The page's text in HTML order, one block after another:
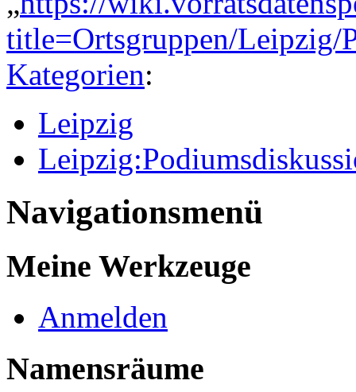
title=Ortsgruppen/Leipzig/
Kategorien:
Leipzig
Navigationsmenü
Meine Werkzeuge
Anmelden
Namensräume